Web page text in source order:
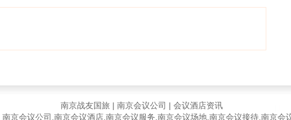
南京战友国旅 | 南京会议公司 | 会议酒店资讯
南京会议公司,南京会议酒店,南京会议服务,南京会议场地,南京会议接待,南京会